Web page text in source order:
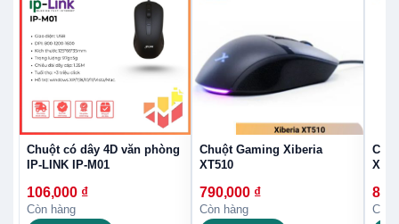
Chuột có dây 4D văn phòng
IP-LINK IP-M01
106,000 ₫
Còn hàng
Chuột Gaming Xiberia
XT510
790,000 ₫
Còn hàng
Còn